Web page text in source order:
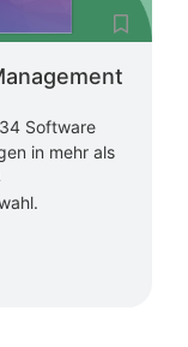
Software
in mehr als